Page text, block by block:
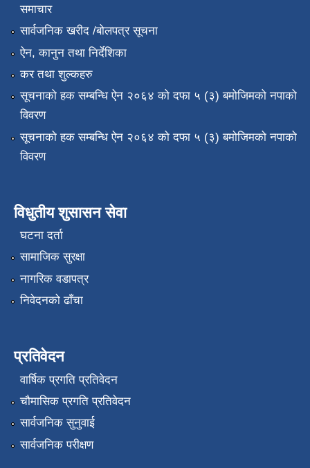
समाचार
सार्वजनिक खरीद /बोलपत्र सूचना
ऐन, कानुन तथा निर्देशिका
कर तथा शुल्कहरु
सूचनाको हक सम्बन्धि ऐन २०६४ को दफा ५ (३) बमोजिमको नपाको
विवरण
सूचनाको हक सम्बन्धि ऐन २०६४ को दफा ५ (३) बमोजिमको नपाको
विवरण
विधुतीय शुसासन सेवा
घटना दर्ता
सामाजिक सुरक्षा
नागरिक वडापत्र
निवेदनको ढाँचा
प्रतिवेदन
वार्षिक प्रगति प्रतिवेदन
चौमासिक प्रगति प्रतिवेदन
सार्वजनिक सुनुवाई
सार्वजनिक परीक्षण